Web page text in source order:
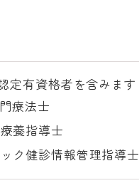
定有資格者を含みます
療法士
養指導士
ク健診情報管理指導士